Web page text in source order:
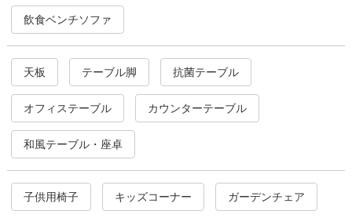
飲食ベンチソファ
天板 テーブル脚 抗菌テーブル
オフィステーブル カウンターテーブル
和風テーブル・座卓
子供用椅子 キッズコーナー ガーデンチェア